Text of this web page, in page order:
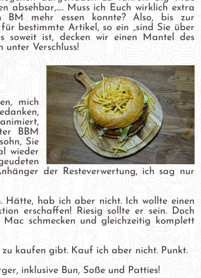
absehbar,…. Muss ich Euch wirklich extra
BM mehr essen konnte? Also, bis zur
bestimmte Artikel, so ein „sind Sie über
soweit ist, decken wir einen Mantel des
unter Verschluss!
mich
BBM
Sie
wieder
der Resteverwertung, ich sag nur
Hätte, hab ich aber nicht. Ich wollte einen
erschaffen! Riesig sollte er sein. Doch
schmecken und gleichzeitig komplett
kaufen gibt. Kauf ich aber nicht. Punkt.
inklusive Bun, Soße und Patties!